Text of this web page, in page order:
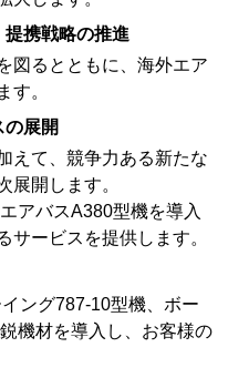
携戦略の推進
図るとともに、海外エア
す。
展開
えて、競争力ある新たな
展開します。
アバスA380型機を導入
サービスを提供します。
ング787-10型機、ボー
機材を導入し、お客様の